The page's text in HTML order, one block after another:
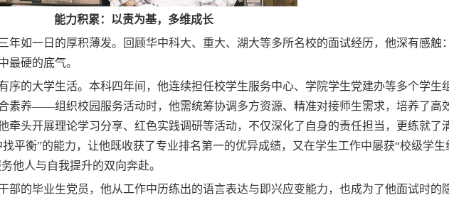
能力积累：以责为基，多维成长
年如一日的厚积薄发。回顾华中科大、重大、湖大等多所名校的面试经历，他深有感触
最硬的底气。
序的大学生活。 本科四年间，他连续担任校学生服务中心、学院学生党建办等多个学生
素养——组织校园服务活动时，他需统筹协调多方资源、精准对接师生需求，培养了高
牵头开展理论学习分享、红色实践调研等活动，不仅深化了自身的责任担当，更练就了
平衡”的能力，让他既收获了专业排名第一的优异成绩，又在学生工作中屡获“校级学生
他人与自我提升的双向奔赴。
部的毕业生党员，他从工作中历练出的语言表达与即兴应变能力，也成为了他面试时的